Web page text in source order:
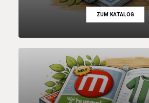
ZUM KATALOG